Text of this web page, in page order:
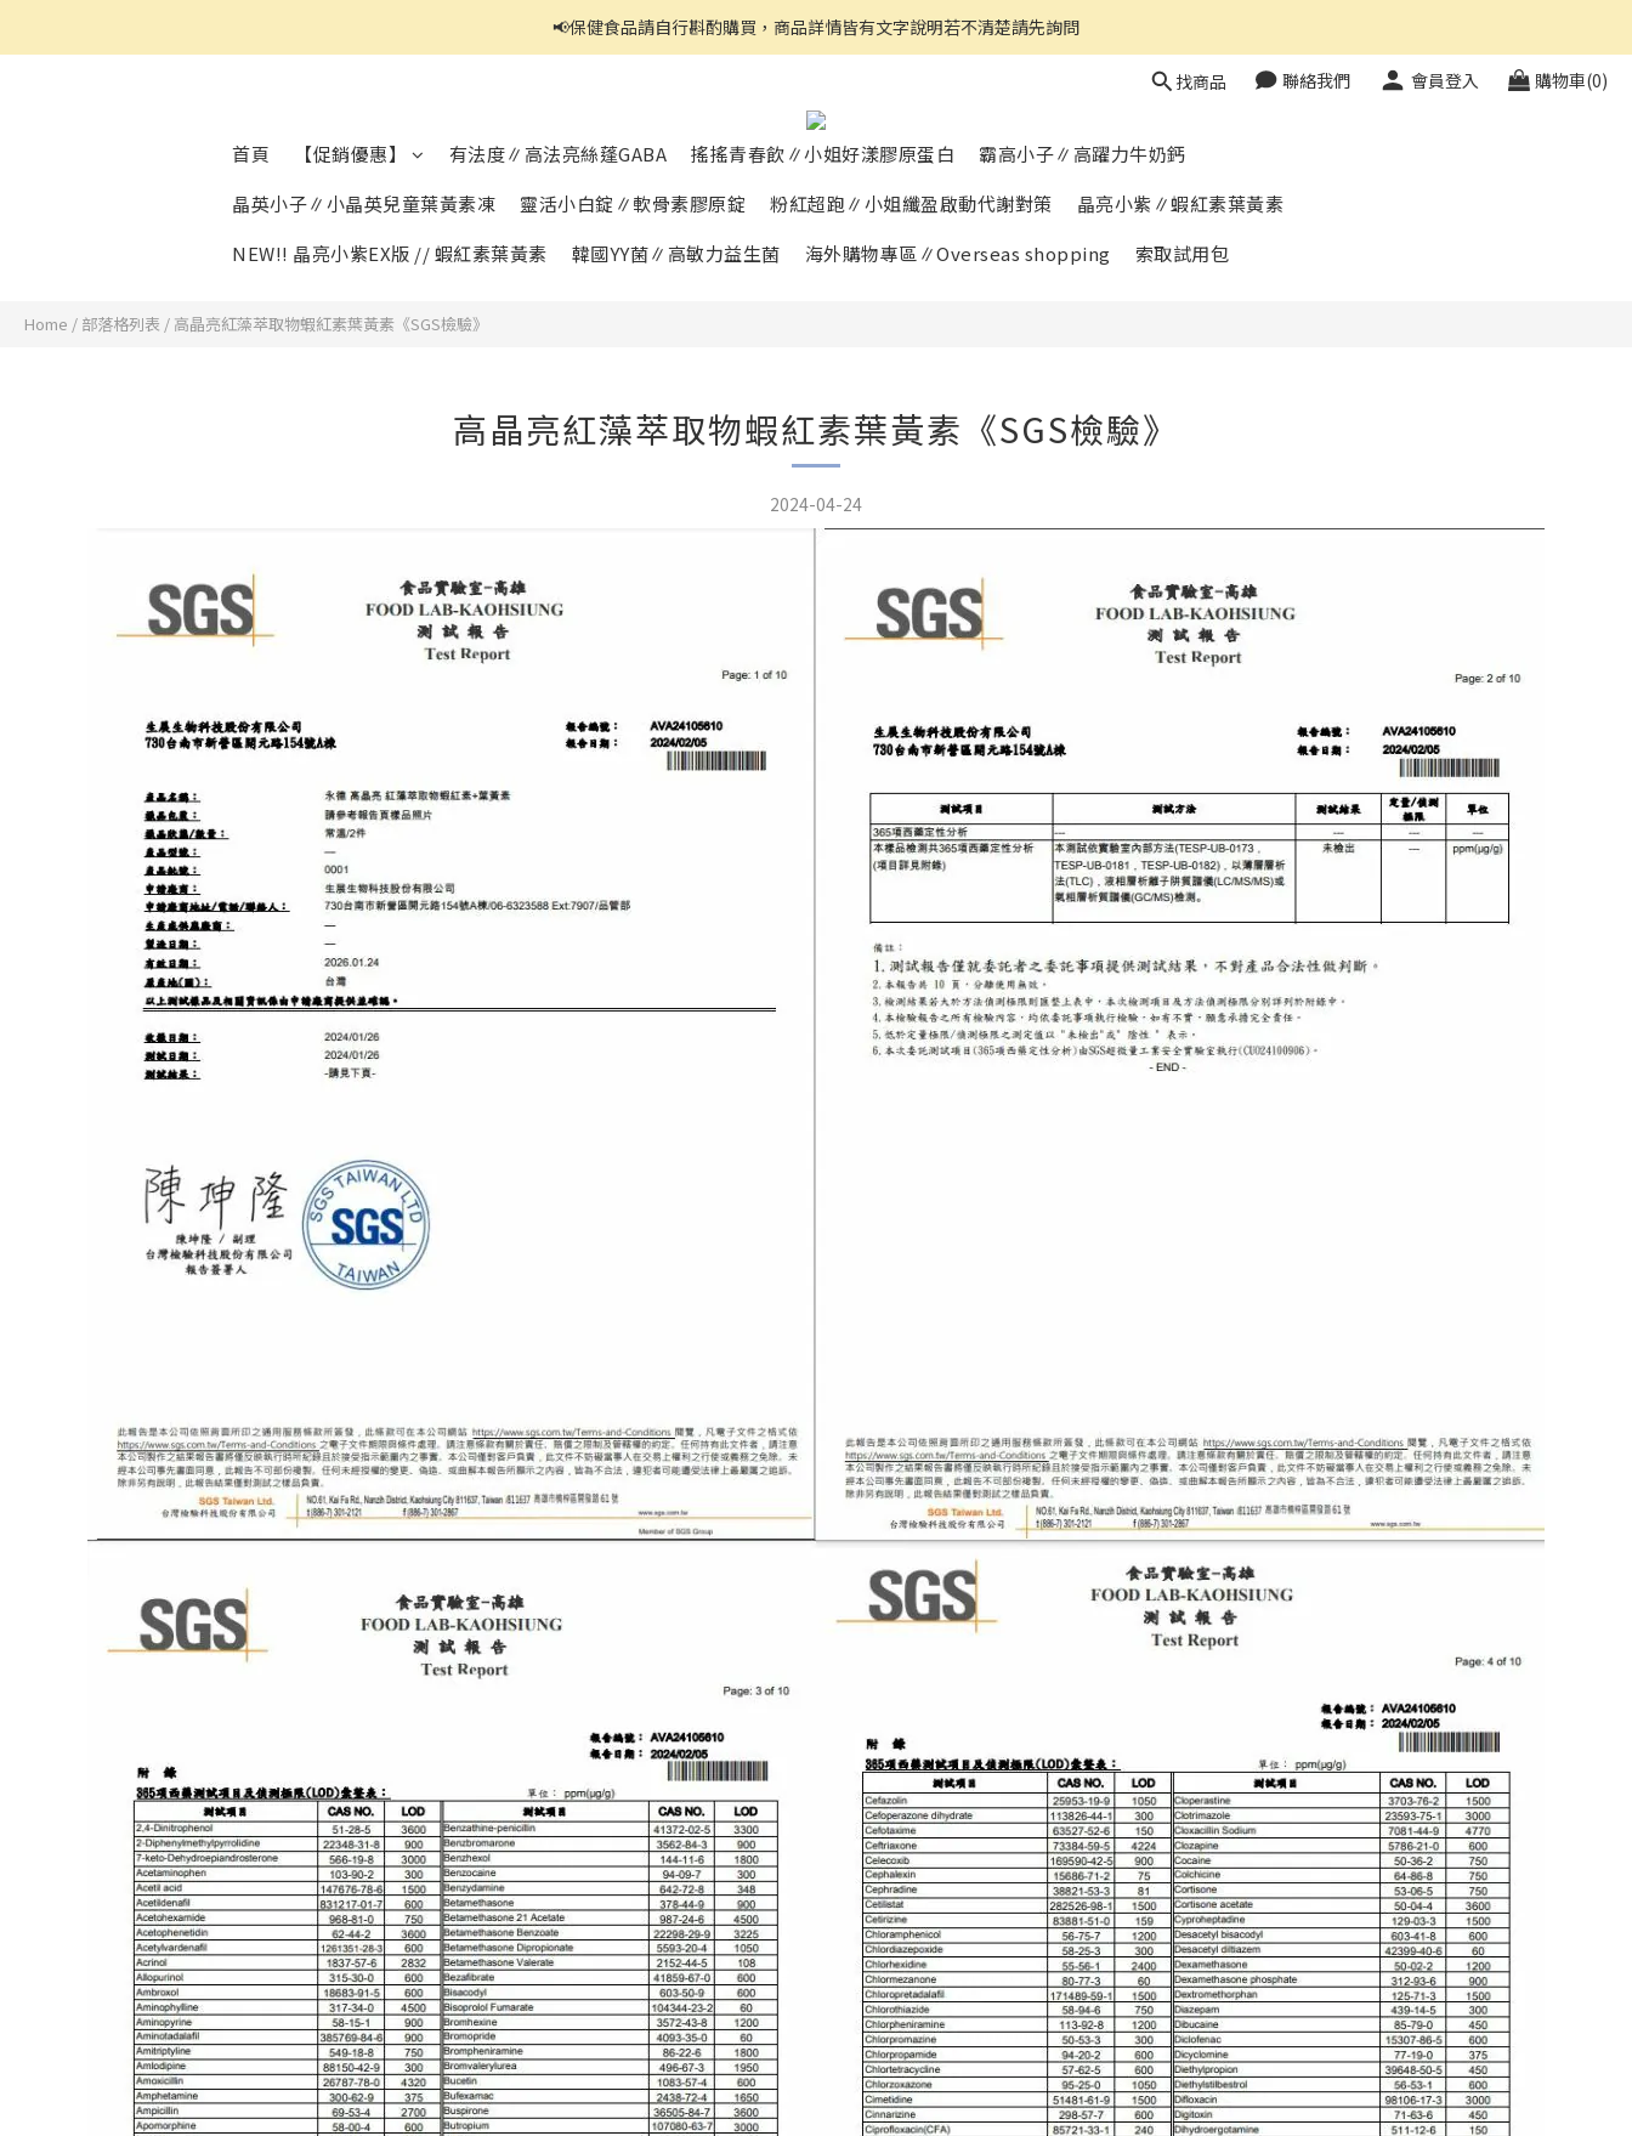
官網都是自助下單,右上角↗️三條線點開可看到商品分頁
官網都是自助下單,右上角↗️三條線點開可看到商品分頁
找商品
聯絡我們 會員登入 購物車(0)
首頁 【促銷優惠】 有法度∥高法亮絲蓬GABA 搖搖青春飲∥小姐好漾膠原蛋白
霸高小子∥高躍力牛奶鈣
晶英小子∥小晶英兒童葉黃素凍
靈活小白錠∥軟骨素膠原錠 粉紅超跑∥小姐纖盈啟動代謝對策
晶亮小紫∥蝦紅素葉黃素
NEW!! 晶亮小紫EX版 // 蝦紅素葉黃素
韓國YY菌∥高敏力益生菌 海外購物專區∥Overseas shopping 索取試用包
Home / 部落格列表 / 高晶亮紅藻萃取物蝦紅素葉黃素《SGS檢驗》
高晶亮紅藻萃取物蝦紅素葉黃素《SGS檢驗》
2024-04-24